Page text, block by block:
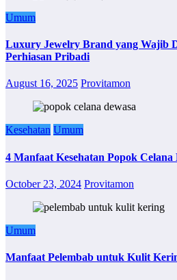
Umum
Luxury Jewelry Brand yang Wajib
Perhiasan Pribadi
August 16, 2025 Provitamon
Kesehatan Umum
4 Manfaat Kesehatan Popok Celana
October 23, 2024 Provitamon
Umum
Manfaat Pelembab untuk Kulit